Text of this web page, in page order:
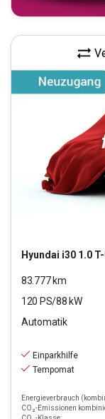
Hyundai i30 1.0 T-GDI
83.777km
120 PS/88 kW
Automatik
Einparkhilfe
Tempomat
Energieverbrauch
CO₂-Emissionen